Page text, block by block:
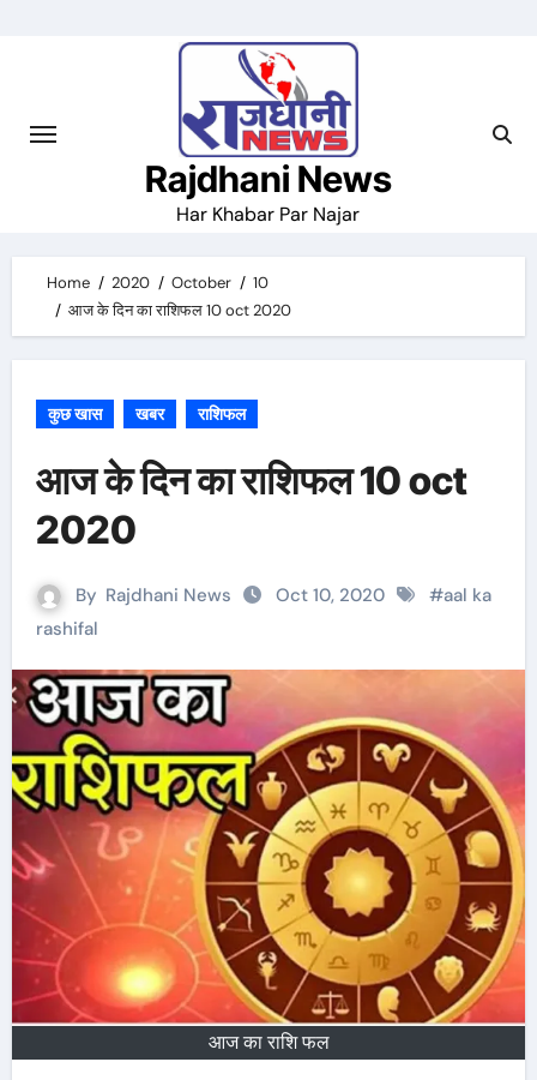
Rajdhani News
Har Khabar Par Najar
Home 2020 October
10
आज के दिन का राशिफल 10 oct 2020
कुछ खास खबर राशिफल
आज के दिन का राशिफल 10 oct
2020
By Rajdhani News Oct 10, 2020 #aal ka
rashifal
आज का राशि फल